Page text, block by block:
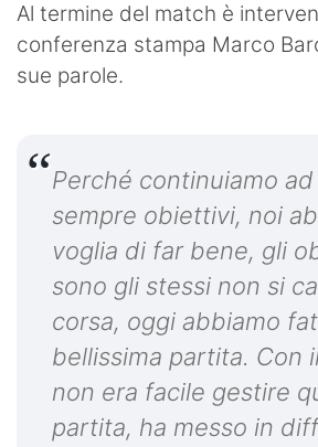
Al termine del match è
conferenza stampa Marco
sue parole.
Perché continuiamo
sempre obiettivi, noi
voglia di far bene, gli
sono gli stessi non si
corsa, oggi abbiamo
bellissima partita. Con
non era facile gestire
partita, ha messo in